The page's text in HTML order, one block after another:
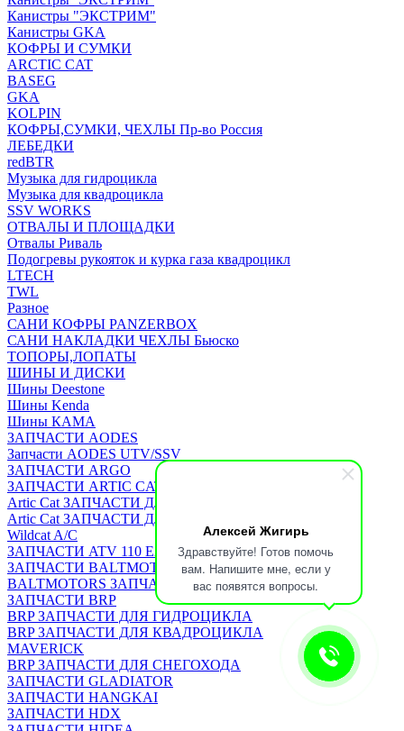
Алексей Жигирь
Здравствуйте! Готов помочь
вам. Напишите мне, если у
вас появятся вопросы.
Канистры "ЭКСТРИМ"
Канистры GKA
КОФРЫ И СУМКИ
ARCTIC CAT
BASEG
GKA
KOLPIN
КОФРЫ,СУМКИ, ЧЕХЛЫ Пр-во Россия
ЛЕБЕДКИ
redBTR
Музыка для гидроцикла
Музыка для квадроцикла
SSV WORKS
ОТВАЛЫ И ПЛОЩАДКИ
Отвалы Риваль
Подогревы рукояток и курка газа квадроцикл
LTECH
TWL
Разное
САНИ КОФРЫ PANZERBOX
САНИ НАКЛАДКИ ЧЕХЛЫ Бьюско
ТОПОРЫ,ЛОПАТЫ
ШИНЫ И ДИСКИ
Шины Deestone
Шины Kenda
Шины КАМА
ЗАПЧАСТИ AODES
Запчасти AODES UTV/SSV
ЗАПЧАСТИ ARGO
ЗАПЧАСТИ ARTIC CAT
Artic Cat ЗАПЧАСТИ ДЛЯ КВАДРОЦИКЛА
Artic Cat ЗАПЧАСТИ ДЛЯ СНЕГОХОДА
Wildcat A/C
ЗАПЧАСТИ ATV 110 EAGLE
ЗАПЧАСТИ BALTMOTORS
BALTMOTORS ЗАПЧАСТИ ДЛЯ КВАДРОЦИКЛА
ЗАПЧАСТИ BRP
BRP ЗАПЧАСТИ ДЛЯ ГИДРОЦИКЛА
BRP ЗАПЧАСТИ ДЛЯ КВАДРОЦИКЛА
MAVERICK
BRP ЗАПЧАСТИ ДЛЯ СНЕГОХОДА
ЗАПЧАСТИ GLADIATOR
ЗАПЧАСТИ HANGKAI
ЗАПЧАСТИ HDX